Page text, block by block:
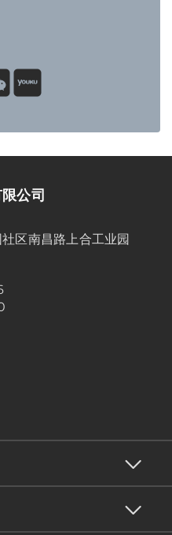
公司
区南昌路上合工业园